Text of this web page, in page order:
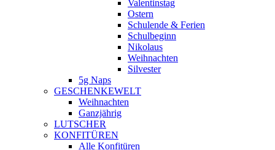
Valentinstag
Ostern
Schulende & Ferien
Schulbeginn
Nikolaus
Weihnachten
Silvester
5g Naps
GESCHENKEWELT
Weihnachten
Ganzjährig
LUTSCHER
KONFITÜREN
Alle Konfitüren